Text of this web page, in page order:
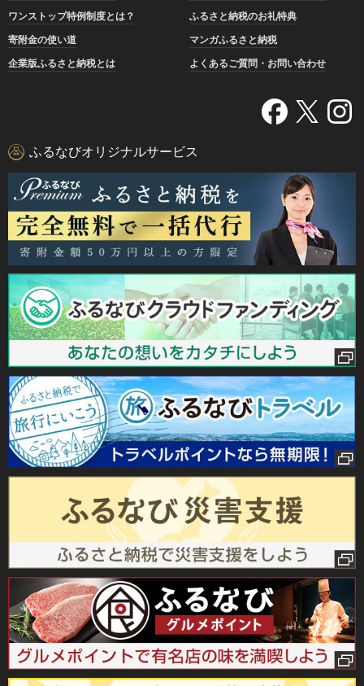
ワンストップ特例制度とは？
ふるさと納税のお礼特典
寄附金の使い道
マンガふるさと納税
企業版ふるさと納税とは
よくあるご質問・お問い合わせ
ふるなびオリジナルサービス